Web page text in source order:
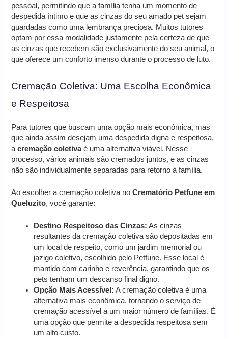
pessoal, permitindo que a família tenha um momento de
despedida íntimo e que as cinzas do seu amado pet sejam
guardadas como uma lembrança preciosa. Muitos tutores
optam por essa modalidade justamente pela certeza de que
as cinzas que recebem são exclusivamente do seu animal, o
que oferece um conforto imenso durante o processo de luto.
Cremação Coletiva: Uma Escolha Econômica
e Respeitosa
Para tutores que buscam uma opção mais econômica, mas
que ainda assim desejam uma despedida digna e respeitosa,
acremação coletivaé uma alternativa viável. Nesse
processo, vários animais são cremados juntos, e as cinzas
não são individualmente separadas para retorno à família.
Ao escolher a cremação coletiva noCrematório Petfune em
Queluzito, você garante:
Destino Respeitoso das Cinzas: As cinzas
resultantes da cremação coletiva são depositadas em
um local de respeito, como um jardim memorial ou
jazigo coletivo, escolhido pelo Petfune. Esse local é
mantido com carinho e reverência, garantindo que os
pets tenham um descanso final digno.
Opção Mais Acessível: A cremação coletiva é uma
alternativa mais econômica, tornando o serviço de
cremação acessível a um maior número de famílias. É
uma opção que permite a despedida respeitosa sem
um alto custo.